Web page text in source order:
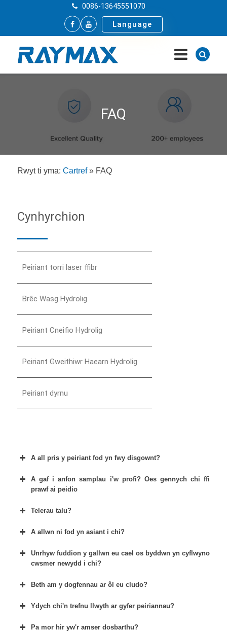
0086-13645551070
Language
FAQ
Rwyt ti yma: Cartref» FAQ
Cynhyrchion
Peiriant torri laser ffibr
Brêc Wasg Hydrolig
Peiriant Cneifio Hydrolig
Peiriant Gweithiwr Haearn Hydrolig
Peiriant dyrnu
A all pris y peiriant fod yn fwy disgownt?
A gaf i anfon samplau i'w profi? Oes gennych chi ffi
prawf ai peidio
Telerau talu?
A allwn ni fod yn asiant i chi?
Unrhyw fuddion y gallwn eu cael os byddwn yn cyflwyno
cwsmer newydd i chi?
Beth am y dogfennau ar ôl eu cludo?
Ydych chi'n trefnu llwyth ar gyfer peiriannau?
Pa mor hir yw'r amser dosbarthu?